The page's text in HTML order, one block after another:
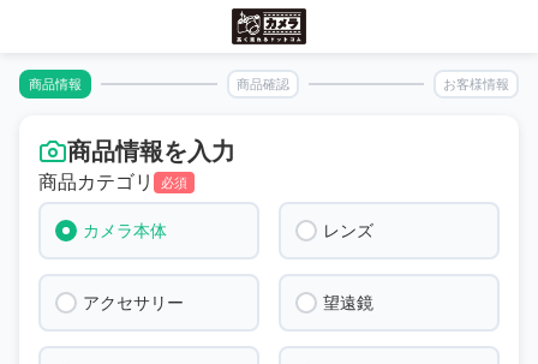
商品情報 商品確認 お客様情報
商品情報を入力
商品カテゴリ 必須
カメラ本体 レンズ
アクセサリー 望遠鏡